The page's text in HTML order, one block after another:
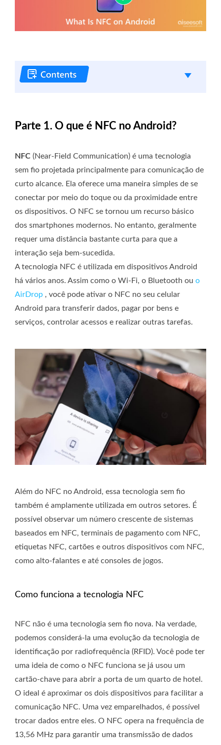
Parte 1. O que é NFC no Android?
NFC (Near-Field Communication) é uma tecnologia
sem fio projetada principalmente para comunicação de
curto alcance. Ela oferece uma maneira simples de se
conectar por meio do toque ou da proximidade entre
os dispositivos. O NFC se tornou um recurso básico
dos smartphones modernos. No entanto, geralmente
requer uma distância bastante curta para que a
interação seja bem-sucedida.
A tecnologia NFC é utilizada em dispositivos Android
há vários anos. Assim como o Wi-Fi, o Bluetooth ou o
AirDrop , você pode ativar o NFC no seu celular
Android para transferir dados, pagar por bens e
serviços, controlar acessos e realizar outras tarefas.
Além do NFC no Android, essa tecnologia sem fio
também é amplamente utilizada em outros setores. É
possível observar um número crescente de sistemas
baseados em NFC, terminais de pagamento com NFC,
etiquetas NFC, cartões e outros dispositivos com NFC,
como alto-falantes e até consoles de jogos.
Como funciona a tecnologia NFC
NFC não é uma tecnologia sem fio nova. Na verdade,
podemos considerá-la uma evolução da tecnologia de
identificação por radiofrequência (RFID). Você pode ter
uma ideia de como o NFC funciona se já usou um
cartão-chave para abrir a porta de um quarto de hotel.
O ideal é aproximar os dois dispositivos para facilitar a
comunicação NFC. Uma vez emparelhados, é possível
trocar dados entre eles. O NFC opera na frequência de
13,56 MHz para garantir uma transmissão de dados